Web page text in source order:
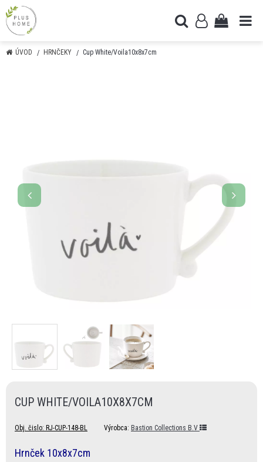
ÚVOD HRNČEKY Cup White/Voila10x8x7cm
CUP WHITE/VOILA10X8X7CM
Obj. čislo: RJ-CUP-148-BL Výrobca: Bastion Collections B.V
Hrnček 10x8x7cm